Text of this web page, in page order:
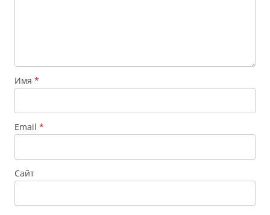
Имя *
Email *
Сайт